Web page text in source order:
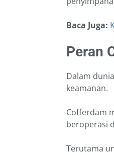
Baca Juga:
Peran
Dalam
keamanan.
Cofferdam
beroperasi
Terutama